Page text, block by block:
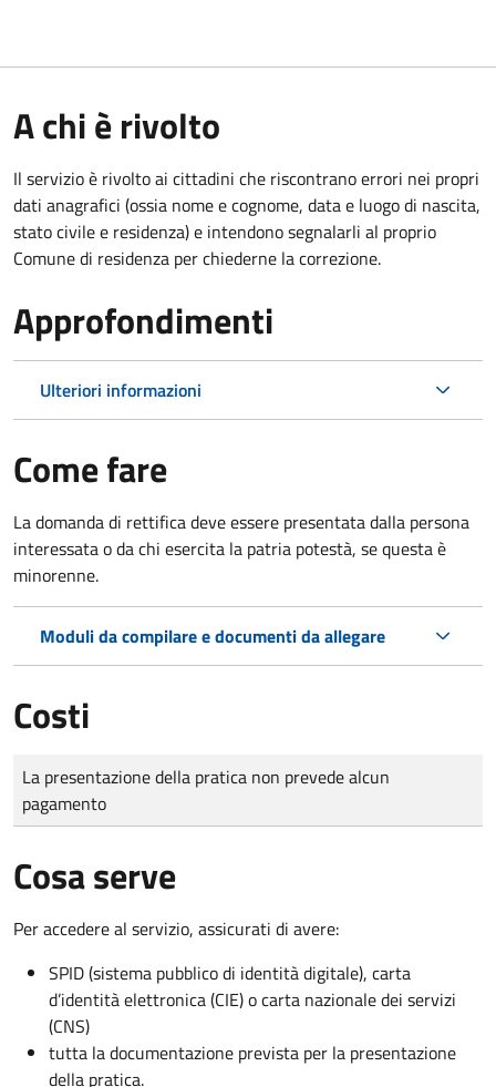
A chi è rivolto
Il servizio è rivolto ai cittadini che riscontrano errori nei propri
dati anagrafici (ossia nome e cognome, data e luogo di nascita,
stato civile e residenza) e intendono segnalarli al proprio
Comune di residenza per chiederne la correzione.
Approfondimenti
Ulteriori informazioni
Come fare
La domanda di rettifica deve essere presentata dalla persona
interessata oda chi esercita la patria potestà, se questa è
minorenne.
Moduli da compilare e documenti da allegare
Costi
Tipo di pagamento
Importo
La presentazione della pratica non prevede alcun
pagamento
Cosa serve
Per accedere al servizio, assicurati di avere:
SPID (sistema pubblico di identità digitale), carta
d’identità elettronica (CIE) o carta nazionale dei servizi
(CNS)
tutta la documentazione prevista per la presentazione
della pratica.